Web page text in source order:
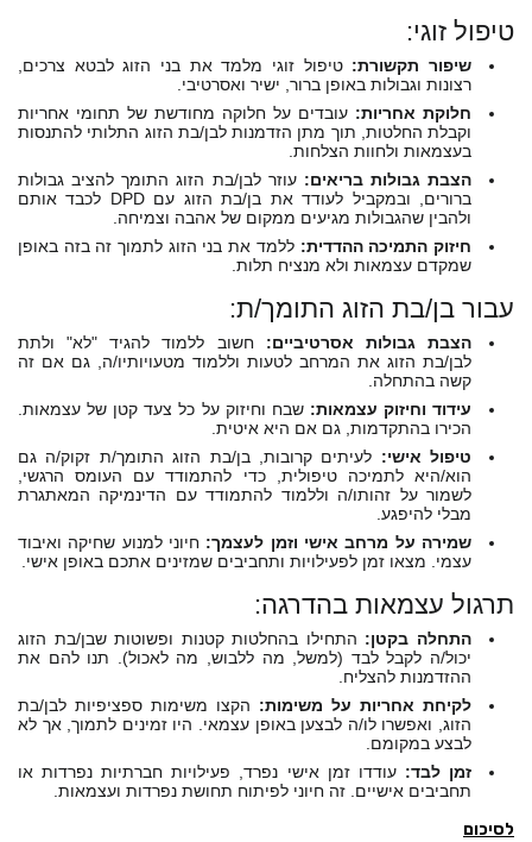
טיפול זוגי:
שיפור תקשורת: טיפול זוגי מלמד את בני הזוג לבטא צרכים,
רצונות וגבולות באופן ברור, ישיר ואסרטיבי.
חלוקת אחריות: עובדים על חלוקה מחודשת של תחומי אחריות
וקבלת החלטות, תוך מתן הזדמנות לבן/בת הזוג התלותי להתנסות
בעצמאות ולחוות הצלחות.
הצבת גבולות בריאים: עוזר לבן/בת הזוג התומך להציב גבולות
ברורים, ובמקביל לעודד את בן/בת הזוג עם DPD לכבד אותם
ולהבין שהגבולות מגיעים ממקום של אהבה וצמיחה.
חיזוק התמיכה ההדדית: ללמד את בני הזוג לתמוך זה בזה באופן
שמקדם עצמאות ולא מנציח תלות.
עבור בן/בת הזוג התומך/ת:
הצבת גבולות אסרטיביים: חשוב ללמוד להגיד "לא" ולתת
לבן/בת הזוג את המרחב לטעות וללמוד מטעויותיו/ה, גם אם זה
קשה בהתחלה.
עידוד וחיזוק עצמאות: שבח וחיזוק על כל צעד קטן של עצמאות.
הכירו בהתקדמות, גם אם היא איטית.
טיפול אישי: לעיתים קרובות, בן/בת הזוג התומך/ת זקוק/ה גם
הוא/היא לתמיכה טיפולית, כדי להתמודד עם העומס הרגשי,
לשמור על זהותו/ה וללמוד להתמודד עם הדינמיקה המאתגרת
מבלי להיפגע.
שמירה על מרחב אישי וזמן לעצמך: חיוני למנוע שחיקה ואיבוד
עצמי. מצאו זמן לפעילויות ותחביבים שמזינים אתכם באופן אישי.
תרגול עצמאות בהדרגה:
התחלה בקטן: התחילו בהחלטות קטנות ופשוטות שבן/בת הזוג
יכול/ה לקבל לבד (למשל, מה ללבוש, מה לאכול). תנו להם את
ההזדמנות להצליח.
לקיחת אחריות על משימות: הקצו משימות ספציפיות לבן/בת
הזוג, ואפשרו לו/ה לבצען באופן עצמאי. היו זמינים לתמוך, אך לא
לבצע במקומם.
זמן לבד: עודדו זמן אישי נפרד, פעילויות חברתיות נפרדות או
תחביבים אישיים. זה חיוני לפיתוח תחושת נפרדות ועצמאות.
לסיכום